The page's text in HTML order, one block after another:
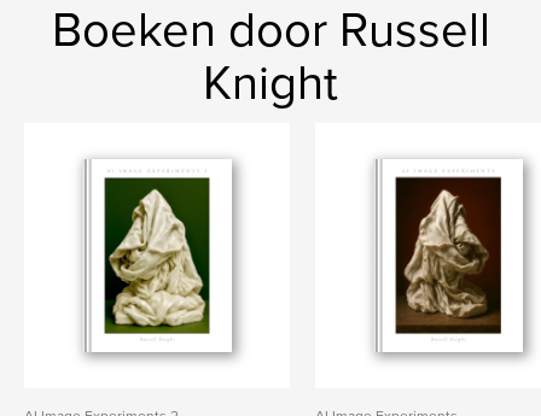
Boeken door Russell
Knight